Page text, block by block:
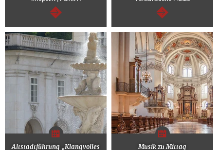
weiter weiter
Altstadtführung „Klangvolles
Musik zu Mittag